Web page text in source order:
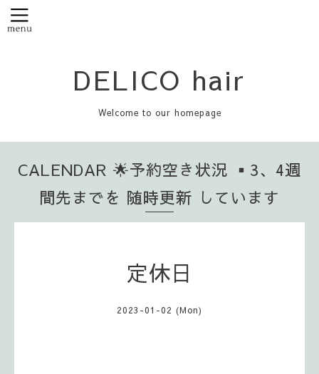
DELICO hair
Welcome to our homepage
CALENDAR 🌟予約空き状況 ▪️3、4週
間先までを 随時更新 しています
定休日
2023-01-02 (Mon)